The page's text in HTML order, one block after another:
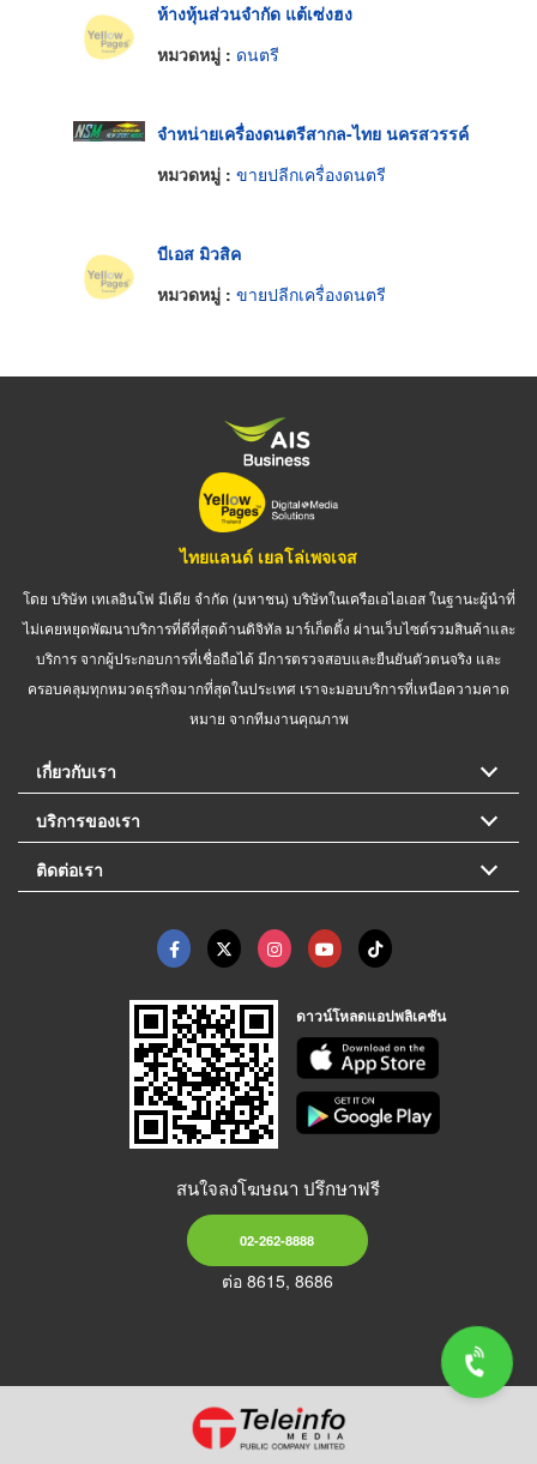
ห้างหุ้นส่วนจำกัด แต้เซ่งฮง
หมวดหมู่ : ดนตรี
จำหน่ายเครื่องดนตรีสากล-ไทย นครสวรรค์
หมวดหมู่ : ขายปลีกเครื่องดนตรี
บีเอส มิวสิค
หมวดหมู่ : ขายปลีกเครื่องดนตรี
ไทยแลนด์ เยลโล่เพจเจส
โดย บริษัท เทเลอินโฟ มีเดีย จำกัด (มหาชน) บริษัทในเครือเอไอเอส ในฐานะผู้นำที่
ไม่เคยหยุดพัฒนาบริการที่ดีที่สุดด้านดิจิทัล มาร์เก็ตติ้ง ผ่านเว็บไซต์รวมสินค้าและ
บริการ จากผู้ประกอบการที่เชื่อถือได้ มีการตรวจสอบและยืนยันตัวตนจริง และ
ครอบคลุมทุกหมวดธุรกิจมากที่สุดในประเทศ เราจะมอบบริการที่เหนือความคาด
หมาย จากทีมงานคุณภาพ
เกี่ยวกับเรา
บริการของเรา
ติดต่อเรา
ดาวน์โหลดแอปพลิเคชัน
สนใจลงโฆษณา ปรึกษาฟรี
02-262-8888
ต่อ 8615, 8686